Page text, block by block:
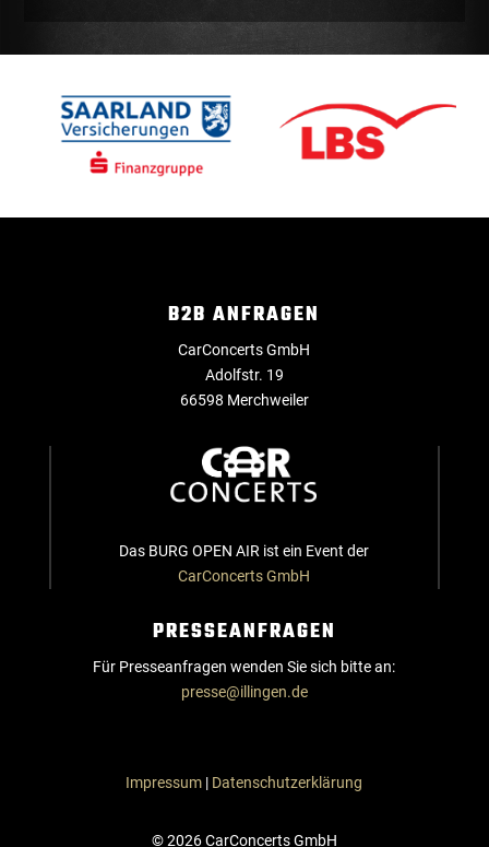
B2B ANFRAGEN
CarConcerts GmbH
Adolfstr. 19
66598 Merchweiler
Das BURG OPEN AIR ist ein Event der
CarConcerts GmbH
PRESSEANFRAGEN
Für Presseanfragen wenden Sie sich bitte an:
presse@illingen.de
Impressum | Datenschutzerklärung
© 2026 CarConcerts GmbH